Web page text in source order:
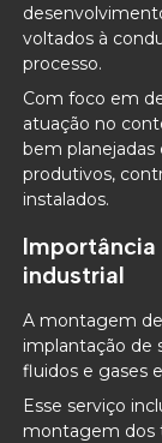
voltados à
processo.
Com foco em
atuação no
bem planejadas
produtivos,
instalados.
industrial
A montagem
implantação de
fluidos e gases
Esse serviço
montagem dos